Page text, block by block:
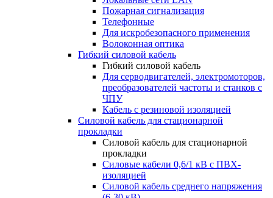
Пожарная сигнализация
Телефонные
Для искробезопасного применения
Волоконная оптика
Гибкий силовой кабель
Гибкий силовой кабель
Для серводвигателей, электромоторов,
преобразователей частоты и станков с
ЧПУ
Кабель с резиновой изоляцией
Силовой кабель для стационарной
прокладки
Силовой кабель для стационарной
прокладки
Силовые кабели 0,6/1 кВ с ПВХ-
изоляцией
Силовой кабель среднего напряжения